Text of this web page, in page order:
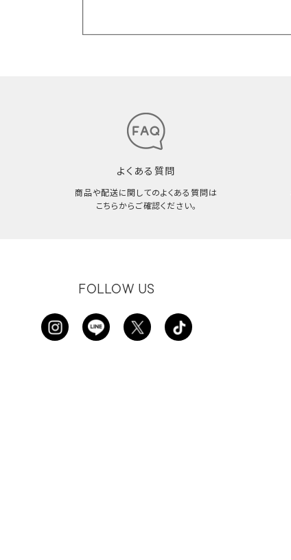
よくある質問
商品や配送に関してのよくある質問は
こちらからご確認ください。
FOLLOW US